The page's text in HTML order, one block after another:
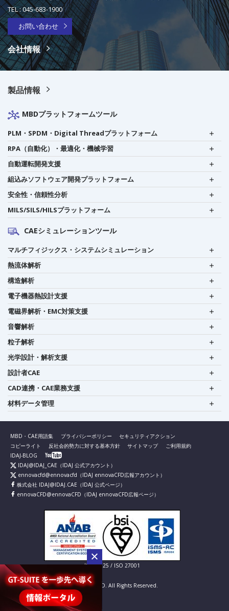
TEL :045-683-1900
お問い合わせ
会社情報
製品情報
MBDプラットフォームツール
PLM・SPDM・Digital Threadプラットフォーム
RPA（自動化）・最適化・機械学習
自動運転開発支援
組込みソフトウェア開発プラットフォーム
安全性・信頼性分析
MILS/SILS/HILSプラットフォーム
CAEシミュレーションツール
マルチフィジックス・システムシミュレーション
熱流体解析
構造解析
電子機器熱設計支援
電磁界解析・EMC対策支援
音響解析
粒子解析
光学設計・解析支援
設計者CAE
CAD連携・CAE業務支援
材料データ管理
MBD・CAE用語集 プライバシーポリシー
セキュリティアクション
コピーライト
反社会的勢力に対する基本方針 サイトマップ
ご利用規約
IDAJ-BLOG
IDAJ@IDAJ_CAE （IDAJ 公式アカウント）
ennovacfd@ennovacfd （IDAJ ennovaCFD広報アカウント）
株式会社 IDAJ@IDAJ.CAE （IDAJ 公式ページ）
ennovaCFD@ennovaCFD （IDAJ ennovaCFD広報ページ）
IS 826725 / ISO 27001
© IDAJ Co., LTD. All Rights Reserved.